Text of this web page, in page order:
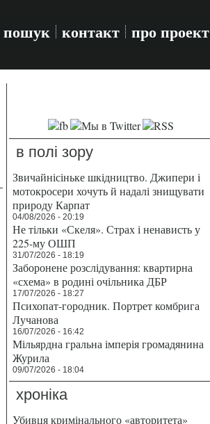
пошук контакт про проект
в полі зору
Звичайнісіньке шкідництво. Джипери і
мотокросери хочуть й надалі знищувати
природу Карпат
04/08/2026 - 20:19
Не тільки «Скеля». Страх і ненависть у
225-му ОШП
31/07/2026 - 18:19
Заборонене розслідування: квартирна
«схема» в родині очільника ДБР
17/07/2026 - 18:27
Психопат-городник. Портрет комбрига
Лучанова
16/07/2026 - 16:42
Мільярдна гральна імперія громадянина
Журила
09/07/2026 - 18:04
хроніка
Убивця кримінального «авторитета»